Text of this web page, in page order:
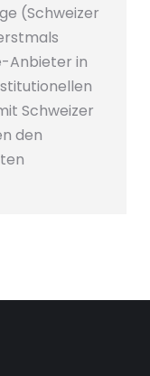
(Schweizer
Anbieter in
Schweizer
den